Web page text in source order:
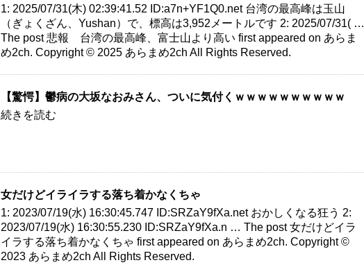
1: 2025/07/31(木) 02:39:41.52 ID:a7n+YF1Q0.net 台湾の最高峰は玉山
（ぎょくざん、Yushan）で、標高は3,952メートルです 2: 2025/07/31( …
The post 悲報 台湾の最高峰、富士山より高い first appeared on あらま
め2ch. Copyright © 2025 あらまめ2ch All Rights Reserved.
【驚愕】鬱病の大坂なおみさん、ついに気付くｗｗｗｗｗｗｗｗｗｗ
続きを読む
女だけどイライラする落ち着かなくちゃ
1: 2023/07/19(水) 16:30:45.747 ID:SRZaY9fXa.net おかしくなる狂う 2:
2023/07/19(水) 16:30:55.230 ID:SRZaY9fXa.n … The post 女だけどイラ
イラする落ち着かなくちゃ first appeared on あらまめ2ch. Copyright ©
2023 あらまめ2ch All Rights Reserved.